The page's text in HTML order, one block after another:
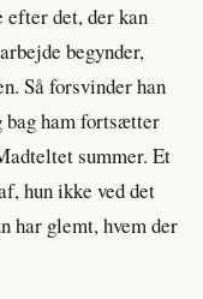
efter det, der kan
begynder,
Så forsvinder han
bag ham fortsætter
summer. Et
hun ikke ved det
har glemt, hvem der